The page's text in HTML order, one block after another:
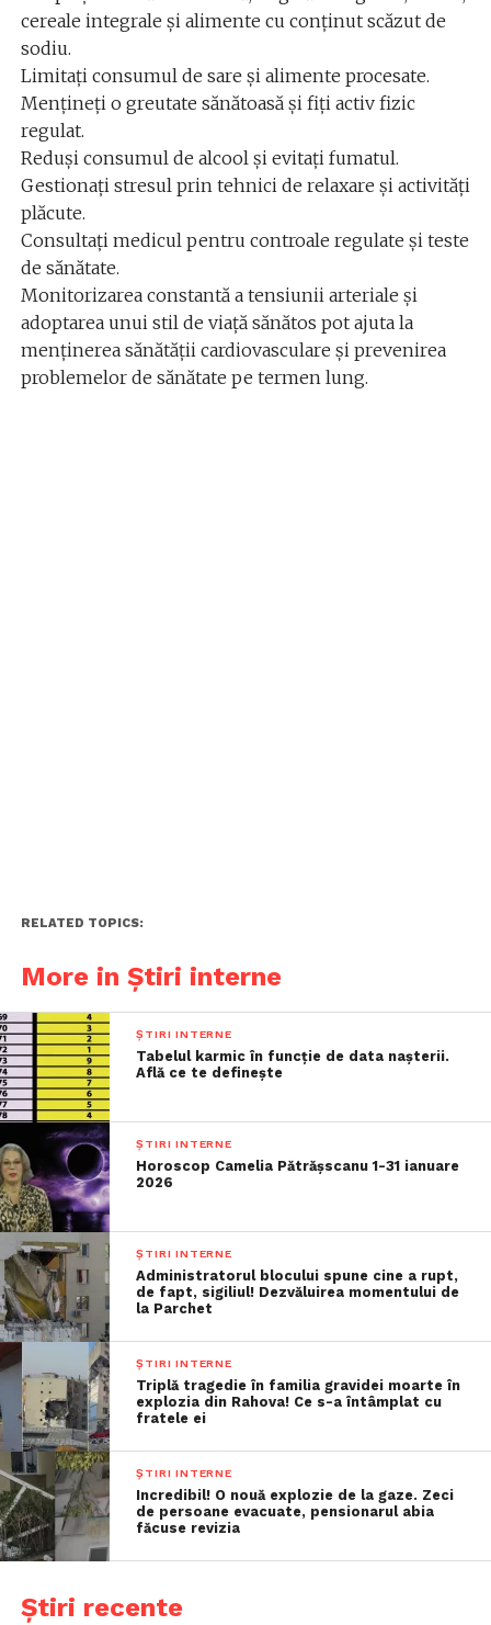
cereale integrale și alimente cu conținut scăzut de
sodiu.
Limitați consumul de sare și alimente procesate.
Mențineți o greutate sănătoasă și fiți activ fizic
regulat.
Reduși consumul de alcool și evitați fumatul.
Gestionați stresul prin tehnici de relaxare și activități
plăcute.
Consultați medicul pentru controale regulate și teste
de sănătate.
Monitorizarea constantă a tensiunii arteriale și
adoptarea unui stil de viață sănătos pot ajuta la
menținerea sănătății cardiovasculare și prevenirea
problemelor de sănătate pe termen lung.
RELATED TOPICS:
More in Știri interne
ȘTIRI INTERNE
Tabelul karmic în funcție de data nașterii.
Află ce te definește
ȘTIRI INTERNE
Horoscop Camelia Pătrășscanu 1-31 ianuare
2026
ȘTIRI INTERNE
Administratorul blocului spune cine a rupt,
de fapt, sigiliul! Dezvăluirea momentului de
la Parchet
ȘTIRI INTERNE
Triplă tragedie în familia gravidei moarte în
explozia din Rahova! Ce s-a întâmplat cu
fratele ei
ȘTIRI INTERNE
Incredibil! O nouă explozie de la gaze. Zeci
de persoane evacuate, pensionarul abia
făcuse revizia
Știri recente